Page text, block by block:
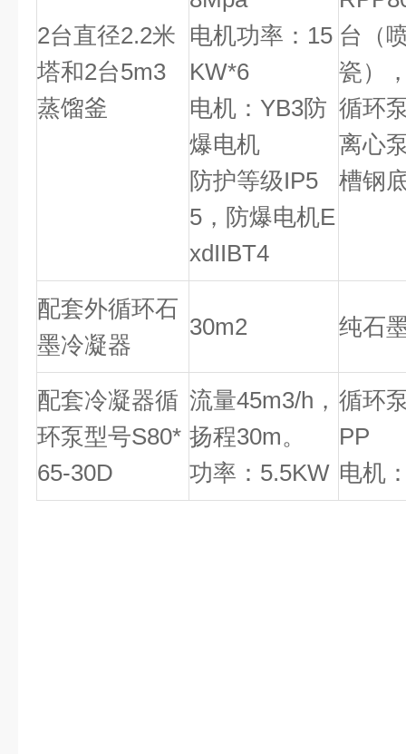
2台直径2.2米
塔和2台5m3
蒸馏釜
电机功率：15
KW*6
电机：YB3防
爆电机
防护等级IP5
5，防爆电机E
xdIIBT4
台（
瓷）
循环
离心
槽钢
配套外循环石
墨冷凝器
30m2 纯石
配套冷凝器循
环泵型号S80*
65-30D
流量45m3/h，
扬程30m。
功率：5.5KW
循环
PP
电机